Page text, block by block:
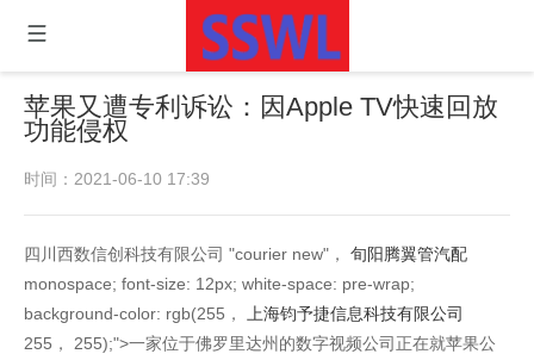
苹果又遭专利诉讼：因Apple TV快速回放
功能侵权
时间：2021-06-10 17:39
四川西数信创科技有限公司 "courier new"， 旬阳腾翼管汽配
monospace; font-size: 12px; white-space: pre-wrap;
background-color: rgb(255，
上海钧予捷信息科技有限公司
255， 255);">一家位于佛罗里达州的数字视频公司正在就苹果公